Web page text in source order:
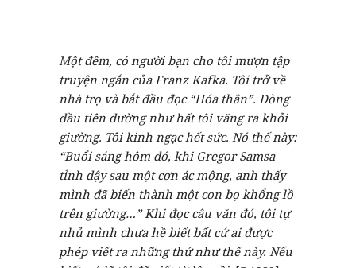
Một đêm, có người bạn cho tôi mượn tập
truyện ngắn của Franz Kafka. Tôi trở về
nhà trọ và bắt đầu đọc “Hóa thân”. Dòng
đầu tiên dường như hất tôi văng ra khỏi
giường. Tôi kinh ngạc hết sức. Nó thế này:
“Buổi sáng hôm đó, khi Gregor Samsa
tỉnh dậy sau một cơn ác mộng, anh thấy
mình đã biến thành một con bọ khổng lồ
trên giường…” Khi đọc câu văn đó, tôi tự
nhủ mình chưa hề biết bất cứ ai được
phép viết ra những thứ như thế này. Nếu